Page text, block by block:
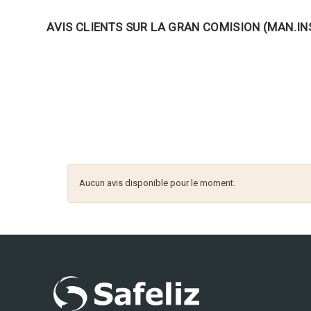
AVIS CLIENTS SUR LA GRAN COMISION
Aucun avis disponible pour le moment.